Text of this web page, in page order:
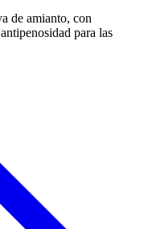
de amianto, con
para las